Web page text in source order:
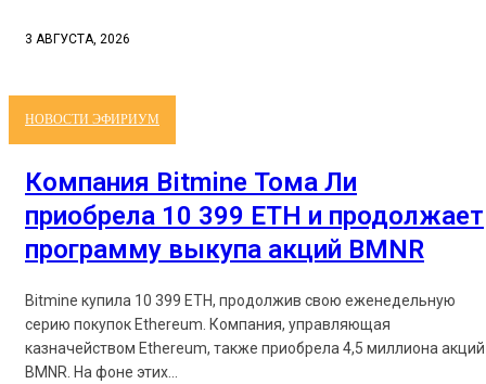
3 АВГУСТА, 2026
НОВОСТИ ЭФИРИУМ
Компания Bitmine Тома Ли
приобрела 10 399 ETH и продолжает
программу выкупа акций BMNR
Bitmine купила 10 399 ETH, продолжив свою еженедельную
серию покупок Ethereum. Компания, управляющая
казначейством Ethereum, также приобрела 4,5 миллиона акций
BMNR. На фоне этих...